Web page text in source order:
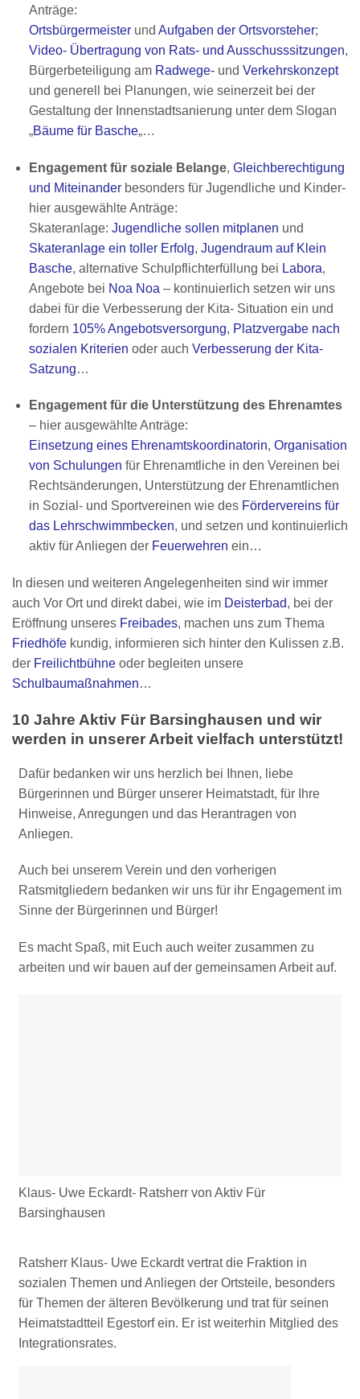
Anträge:
Ortsbürgermeisterund Aufgaben der Ortsvorsteher;
Video- Übertragung von Rats- und Ausschusssitzungen,
Bürgerbeteiligung am Radwege-und Verkehrskonzept
und generell bei Planungen, wie seinerzeit bei der
Gestaltung der Innenstadtsanierung unter dem Slogan
„Bäume für Basche„…
Engagement für soziale Belange, Gleichberechtigung
und Miteinanderbesonders für Jugendliche und Kinder-
hier ausgewählte Anträge:
Skateranlage: Jugendliche sollen mitplanen und
Skateranlage ein toller Erfolg, Jugendraum auf Klein
Basche, alternative Schulpflichterfüllung bei Labora,
Angebote bei Noa Noa – kontinuierlich setzen wir uns
dabei für die Verbesserung der Kita- Situation ein und
fordern 105% Angebotsversorgung, Platzvergabe nach
sozialen Kriterien oder auch Verbesserung der Kita-
Satzung…
Engagement für die Unterstützung des Ehrenamtes
– hier ausgewählte Anträge:
Einsetzung eines Ehrenamtskoordinatorin, Organisation
von Schulungen für Ehrenamtliche in den Vereinen bei
Rechtsänderungen, Unterstützung der Ehrenamtlichen
in Sozial- und Sportvereinen wie des Fördervereins für
das Lehrschwimmbecken, und setzen und kontinuierlich
aktiv für Anliegen der Feuerwehren ein…
In diesen und weiteren Angelegenheiten sind wir immer
auch Vor Ort und direkt dabei, wie im Deisterbad, bei der
Eröffnung unseres Freibades, machen uns zum Thema
Friedhöfe kundig, informieren sich hinter den Kulissen z.B.
der Freilichtbühne oder begleiten unsere
Schulbaumaßnahmen…
10 Jahre Aktiv Für Barsinghausen und wir
werden in unserer Arbeit vielfach unterstützt!
Dafür bedanken wir uns herzlich bei Ihnen, liebe
Bürgerinnen und Bürger unserer Heimatstadt, für Ihre
Hinweise, Anregungen und das Herantragen von
Anliegen.
Auch bei unserem Verein und den vorherigen
Ratsmitgliedern bedanken wir uns für ihr Engagement im
Sinne der Bürgerinnen und Bürger!
Es macht Spaß, mit Euch auch weiter zusammen zu
arbeiten und wir bauen auf der gemeinsamen Arbeit auf.
Klaus- Uwe Eckardt- Ratsherr von Aktiv Für
Barsinghausen
Ratsherr Klaus- Uwe Eckardt vertrat die Fraktion in
sozialen Themen und Anliegen der Ortsteile, besonders
für Themen der älteren Bevölkerung und trat für seinen
Heimatstadtteil Egestorf ein. Er ist weiterhin Mitglied des
Integrationsrates.